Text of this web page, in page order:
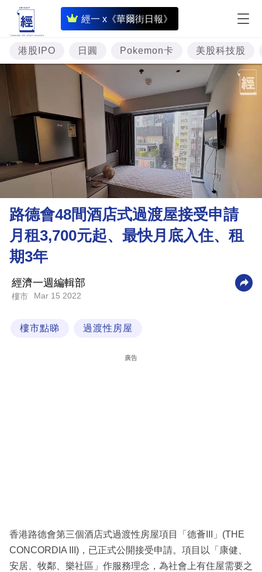
經一 x《華爾街日報》
即
時
財
經
專
題
投
資
樓
理
財
商
科
技
港股IPO 日圓 Pokemon卡 美股科技股
路德會48間酒店式過渡屋接受申請
月租3,700元起、最快月底入住、租
期3年
經濟一週編輯部
樓市 Mar 15 2022
樓市點睇 過渡性房屋
廣告
香港路德會第三個酒店式過渡性房屋項⽬「德薈III」(THE
CONCORDIA III)，已正式公開接受申請。項目以「康健、
安居、牧鄰、樂社區」作服務理念，為社會上有住屋需要之